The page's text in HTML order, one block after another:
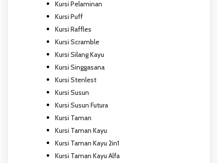
Kursi Pelaminan
Kursi Puff
Kursi Raffles
Kursi Scramble
Kursi Silang Kayu
Kursi Singgasana
Kursi Stenlest
Kursi Susun
Kursi Susun Futura
Kursi Taman
Kursi Taman Kayu
Kursi Taman Kayu 2in1
Kursi Taman Kayu Alfa